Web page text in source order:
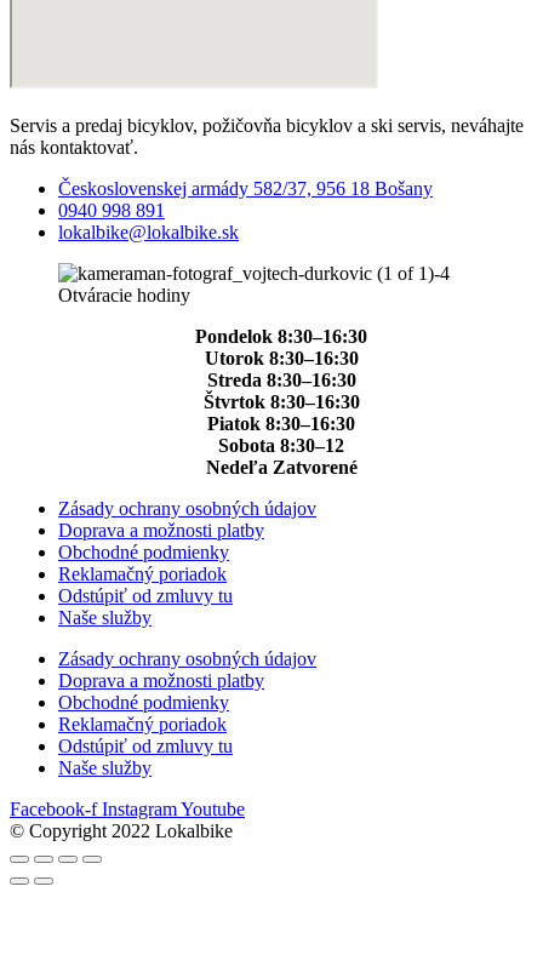
Servis a predaj bicyklov, požičovňa bicyklov a ski servis, neváhajte
nás kontaktovať.
Československej armády 582/37, 956 18 Bošany
0940 998 891
lokalbike@lokalbike.sk
Otváracie hodiny
Pondelok 8:30–16:30
Utorok 8:30–16:30
Streda 8:30–16:30
Štvrtok 8:30–16:30
Piatok 8:30–16:30
Sobota 8:30–12
Nedeľa Zatvorené
Zásady ochrany osobných údajov
Doprava a možnosti platby
Obchodné podmienky
Reklamačný poriadok
Odstúpiť od zmluvy tu
Naše služby
Zásady ochrany osobných údajov
Doprava a možnosti platby
Obchodné podmienky
Reklamačný poriadok
Odstúpiť od zmluvy tu
Naše služby
Facebook-f InstagramYoutube
© Copyright 2022 Lokalbike